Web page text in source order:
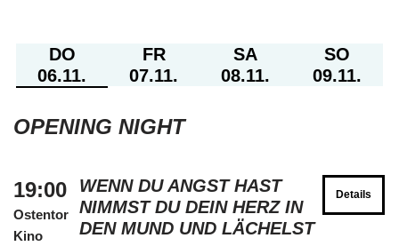
DO
06.11.
FR
07.11.
SA
08.11.
SO
09.11.
OPENING NIGHT
19:00
Ostentor
Kino
WENN DU ANGST HAST
NIMMST DU DEIN HERZ IN
DEN MUND UND LÄCHELST
Details